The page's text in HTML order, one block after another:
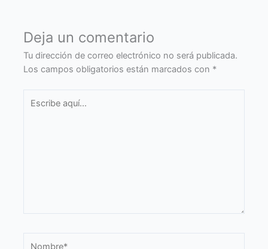
Deja un comentario
Tu dirección de correo electrónico no será publicada.
Los campos obligatorios están marcados con *
aquí...